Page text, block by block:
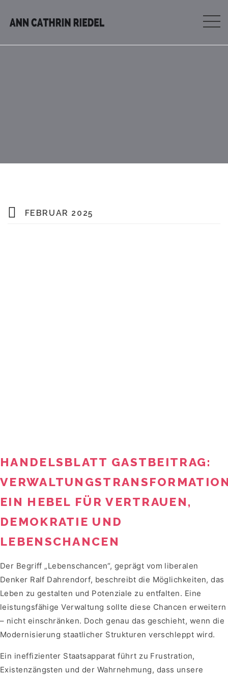
FEBRUAR 2025
HANDELSBLATT GASTBEITRAG:
EIN HEBEL FÜR VERTRAUEN,
DEMOKRATIE UND
LEBENSCHANCEN
Der Begriff „Lebenschancen“, geprägt vom liberalen
Denker Ralf Dahrendorf, beschreibt die Möglichkeiten, das
Leben zu gestalten und Potenziale zu entfalten. Eine
leistungsfähige Verwaltung sollte diese Chancen erweitern
– nicht einschränken. Doch genau das geschieht, wenn die
Modernisierung staatlicher Strukturen verschleppt wird.
Ein ineffizienter Staatsapparat führt zu Frustration,
Existenzängsten und der Wahrnehmung, dass unsere